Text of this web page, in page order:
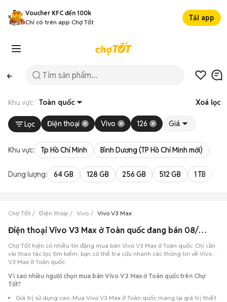
Voucher KFC đến 100k
Chỉ có trên app Chợ Tốt
Tải app
Khu vực: Toàn quốc Xoá lọc
Lọc Điện thoại Vivo 126 Giá
Khu vực: Tp Hồ Chí Minh Bình Dương (TP Hồ Chí Minh mới)
Dung lượng: 64 GB 128 GB 256 GB 512 GB 1 TB
Chợ Tốt Điện thoại Vivo Vivo V3 Max
Điện thoại Vivo V3 Max ở Toàn quốc đang bán 08/2026
Chợ Tốt hiện có nhiều tin đăng mua bán Vivo V3 Max ở Toàn quốc. Chỉ cần
vài thao tác lọc tìm kiếm, bạn có thể tra cứu nhanh các thông tin về Vivo
V3 Max ở Toàn quốc.
Vì sao nhiều người chọn mua bán Vivo V3 Max ở Toàn quốc trên Chợ
Tốt?
Giá trị sử dụng cao: Mua Vivo V3 Max ở Toàn quốc mang lại giá trị thiết